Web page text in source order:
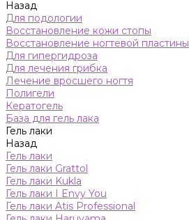
Назад
Для подологии
Восстановление кожи стопы
Восстановление ногтевой пластины
Для гипергидроза
Для лечения грибка
Лечение вросшего ногтя
Полигели
Кератогель
База для гель лака
Гель лаки
Назад
Гель лаки
Гель лаки Grattol
Гель лаки Kukla
Гель лаки I Envy You
Гель лаки Atis Professional